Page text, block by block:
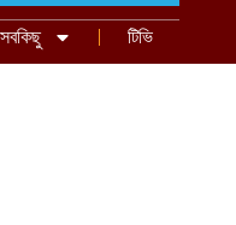
সবকিছু টিভি